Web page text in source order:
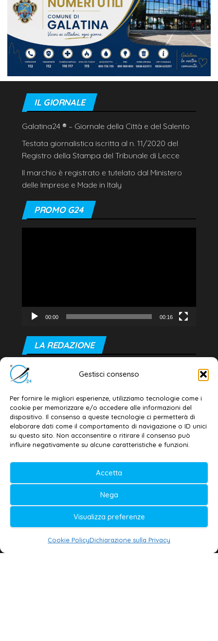
Gestisci consenso
Per fornire le migliori esperienze, utilizziamo tecnologie come i
cookie per memorizzare e/o accedere alle informazioni del
dispositivo. Il consenso a queste tecnologie ci permetterà di
elaborare dati come il comportamento di navigazione o ID unici
su questo sito. Non acconsentire o ritirare il consenso può
influire negativamente su alcune caratteristiche e funzioni.
Accetta
Nega
Visualizza preferenze
Cookie PolicyDichiarazione sulla Privacy
IL GIORNALE
Galatina24 ® – Giornale della Città e del Salento
Testata giornalistica iscritta al n. 11/2020 del
Registro della Stampa del Tribunale di Lecce
Il marchio è registrato e tutelato dal Ministero
delle Imprese e Made in Italy
PROMO G24
00:00 00:16
LA REDAZIONE
Editore e direttore responsabile:
Dott. Daniele G. Masciullo
Email: redazione@galatina24.it
Contatti –Disclaimer
Privacy policy –Cookie policy
Testata iscritta al n. 11/2020 Registro della
Stampa Tribunale di Lecce
Editore e direttore responsabile:
Daniele G. Masciullo